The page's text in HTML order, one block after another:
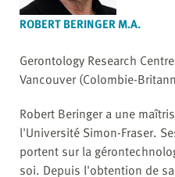
ROBERT BERINGER M.A.
Gerontology Research
Vancouver (Colombie-
Robert Beringer a une
l'Université Simon-Fraser.
portent sur la
soi. Depuis l'obtention de